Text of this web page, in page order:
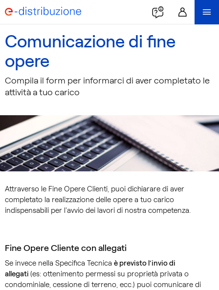
Comunicazione di fine
opere
Compila il form per informarci di aver completato le
attività a tuo carico
Attraverso le Fine Opere Clienti, puoi dichiarare di aver
completato la realizzazione delle opere a tuo carico
indispensabili per l'avvio dei lavori di nostra competenza.
Fine Opere Cliente con allegati
Se invece nella Specifica Tecnica è previsto l’invio di
allegati (es: ottenimento permessi su proprietà privata o
condominiale, cessione di terreno, ecc.) puoi comunicare di